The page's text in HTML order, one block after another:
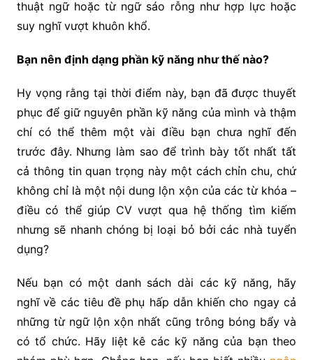
thuật ngữ hoặc từ ngữ sáo rỗng như hợp lực hoặc
suy nghĩ vượt khuôn khổ.
Bạn nên định dạng phần kỹ năng như thế nào?
Hy vọng rằng tại thời điểm này, bạn đã được thuyết
phục để giữ nguyên phần kỹ năng của mình và thậm
chí có thể thêm một vài điều bạn chưa nghĩ đến
trước đây. Nhưng làm sao để trình bày tốt nhất tất
cả thông tin quan trọng này một cách chỉn chu, chứ
không chỉ là một nội dung lộn xộn của các từ khóa –
điều có thể giúp CV vượt qua hệ thống tìm kiếm
nhưng sẽ nhanh chóng bị loại bỏ bởi các nhà tuyển
dụng?
Nếu bạn có một danh sách dài các kỹ năng, hãy
nghĩ về các tiêu đề phụ hấp dẫn khiến cho ngay cả
những từ ngữ lộn xộn nhất cũng trông bóng bẩy và
có tổ chức. Hãy liệt kê các kỹ năng của bạn theo